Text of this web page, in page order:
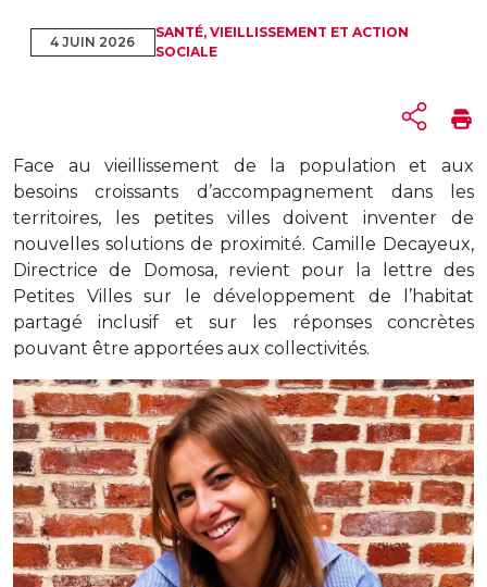
4 JUIN 2026
SANTÉ, VIEILLISSEMENT ET ACTION
SOCIALE
Face au vieillissement de la population et aux
besoins croissants d’accompagnement dans les
territoires, les petites villes doivent inventer de
nouvelles solutions de proximité. Camille Decayeux,
Directrice de Domosa, revient pour la lettre des
Petites Villes sur le développement de l’habitat
partagé inclusif et sur les réponses concrètes
pouvant être apportées aux collectivités.